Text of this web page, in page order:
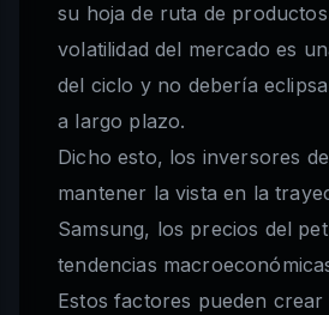
su hoja de ruta de
volatilidad del mercado es
del ciclo y no debería
a largo plazo.
Dicho esto, los inversores
mantener la vista en la
Samsung, los precios del
tendencias
Estos factores pueden crear